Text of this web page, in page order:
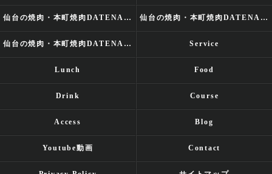
仙台の焼肉・本町焼肉DATENARIの口コミ情報 仙台の焼肉・本町焼肉DATENARIの評判
仙台の焼肉・本町焼肉DATENARIのお客様の声 Service
Lunch Food
Drink Course
Access Blog
Youtube動画 Contact